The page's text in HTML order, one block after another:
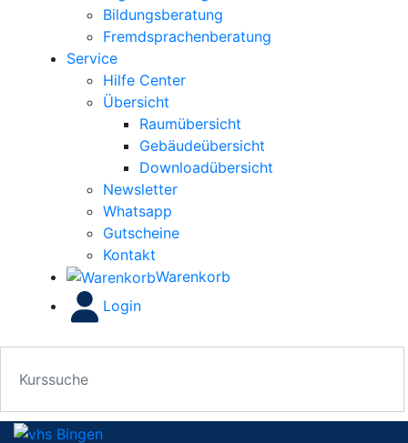
Bildungsberatung
Fremdsprachenberatung
Service
Hilfe Center
Übersicht
Raumübersicht
Gebäudeübersicht
Downloadübersicht
Newsletter
Whatsapp
Gutscheine
Kontakt
Warenkorb
Login